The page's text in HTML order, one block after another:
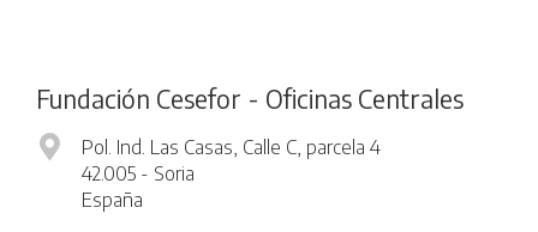
Fundación Cesefor - Oficinas Centrales
Pol. Ind. Las Casas, Calle C, parcela 4
42.005 - Soria
España